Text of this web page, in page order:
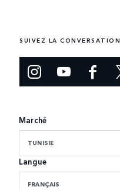
SUIVEZ LA CONVERSATION
Marché
TUNISIE
Langue
FRANÇAIS